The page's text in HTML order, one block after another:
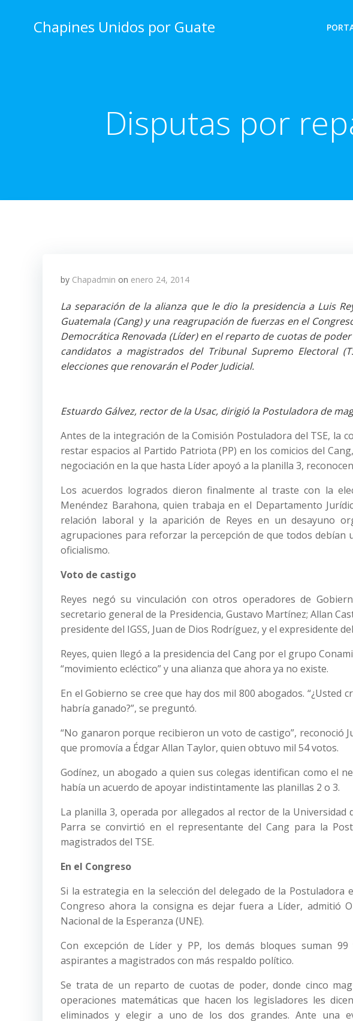
Chapines Unidos por Guate
Disputas por
by Chapadmin on enero 24, 2014
La separación de la alianza que le dio la presidencia a Luis
Guatemala (Cang) y una reagrupación de fuerzas en el
Democrática Renovada (Líder) en el reparto de cuotas de
candidatos a magistrados del Tribunal Supremo Electoral
elecciones que renovarán el Poder Judicial.
Estuardo Gálvez, rector de la Usac, dirigió la Postuladora de
Antes de la integración de la Comisión Postuladora del TSE, la
restar espacios al Partido Patriota (PP) en los comicios del
negociación en la que hasta Líder apoyó a la planilla 3,
Los acuerdos logrados dieron finalmente al traste con la
Menéndez Barahona, quien trabaja en el Departamento
relación laboral y la aparición de Reyes en un desayuno
agrupaciones para reforzar la percepción de que todos debían
oficialismo.
Voto de castigo
Reyes negó su vinculación con otros operadores de
secretario general de la Presidencia, Gustavo Martínez; Allan
presidente del IGSS, Juan de Dios Rodríguez, y el expresidente
Reyes, quien llegó a la presidencia del Cang por el grupo
“movimiento ecléctico” y una alianza que ahora ya no existe.
En el Gobierno se cree que hay dos mil 800 abogados. “¿Usted
habría ganado?”, se preguntó.
“No ganaron porque recibieron un voto de castigo”, reconoció
que promovía a Édgar Allan Taylor, quien obtuvo mil 54 votos.
Godínez, un abogado a quien sus colegas identifican como el
había un acuerdo de apoyar indistintamente las planillas 2 o 3.
La planilla 3, operada por allegados al rector de la Universidad
Parra se convirtió en el representante del Cang para la
magistrados del TSE.
En el Congreso
Si la estrategia en la selección del delegado de la
Congreso ahora la consigna es dejar fuera a Líder, admitió
Nacional de la Esperanza (UNE).
Con excepción de Líder y PP, los demás bloques suman
aspirantes a magistrados con más respaldo político.
Se trata de un reparto de cuotas de poder, donde cinco
operaciones matemáticas que hacen los legisladores les
eliminados y elegir a uno de los dos grandes. Ante una